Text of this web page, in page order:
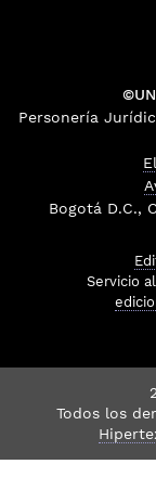
Personería
Bogotá D.C.,
Servicio
Todos los